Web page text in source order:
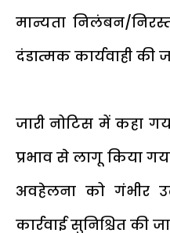
मान्यता निलंबन/
दंडात्मक कार्यवाही की
जारी नोटिस में कहा
प्रभाव से लागू किया
अवहेलना को गंभीर
कार्रवाई सुनिश्चित की